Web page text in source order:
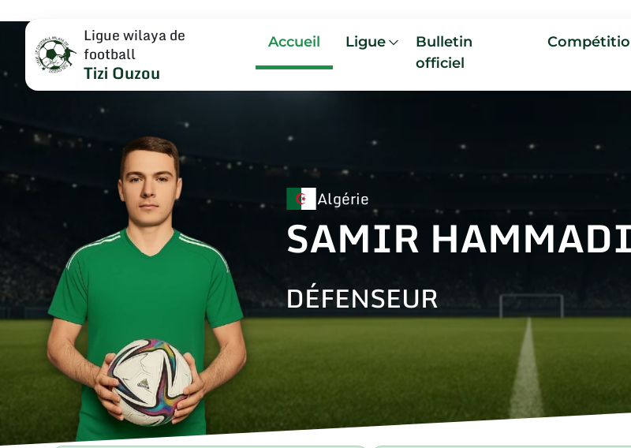
Ligue wilaya de
football
Tizi Ouzou
Accueil Ligue
Bulletin
officiel
Algérie
SAMIR HAMMADI
DÉFENSEUR